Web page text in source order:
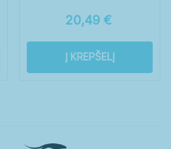
20,49 €
Į KREPŠELĮ